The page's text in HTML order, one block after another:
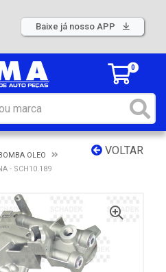
Baixe já nosso APP
0
VOLTAR
OLEO
- SCH10.189